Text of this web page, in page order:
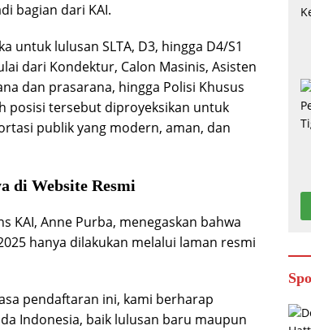
bagian dari KAI.
untuk lulusan SLTA, D3, hingga D4/S1
dari Kondektur, Calon Masinis, Asisten
dan prasarana, hingga Polisi Khusus
posisi tersebut diproyeksikan untuk
publik yang modern, aman, dan
di Website Resmi
KAI, Anne Purba, menegaskan bahwa
hanya dilakukan melalui laman resmi
pendaftaran ini, kami berharap
Indonesia, baik lulusan baru maupun